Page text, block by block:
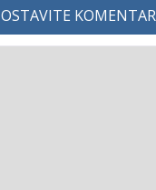
OSTAVITE KOMENTAR